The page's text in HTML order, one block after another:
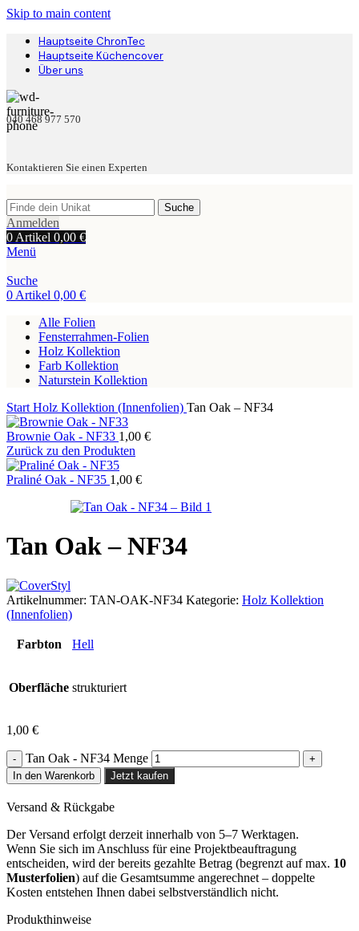
Skip to main content
Hauptseite ChronTec
Hauptseite Küchencover
Über uns
040 468 977 570
Kontaktieren Sie einen Experten
Suche
Anmelden
0 Artikel 0,00 €
Menü
Suche
0 Artikel 0,00 €
Alle Folien
Fensterrahmen-Folien
Holz Kollektion
Farb Kollektion
Naturstein Kollektion
Start Holz Kollektion (Innenfolien) Tan Oak – NF34
Brownie Oak - NF33 1,00 €
Zurück zu den Produkten
Praliné Oak - NF35 1,00 €
Tan Oak – NF34
Artikelnummer: TAN-OAK-NF34 Kategorie: Holz Kollektion
(Innenfolien)
Farbton Hell
Oberfläche strukturiert
1,00 €
Tan Oak - NF34 Menge
In den Warenkorb Jetzt kaufen
Versand & Rückgabe
Der Versand erfolgt derzeit innerhalb von 5–7 Werktagen.
Wenn Sie sich im Anschluss für eine Projektbeauftragung
entscheiden, wird der bereits gezahlte Betrag (begrenzt auf max. 10
Musterfolien) auf die Gesamtsumme angerechnet – doppelte
Kosten entstehen Ihnen dabei selbstverständlich nicht.
Produkthinweise